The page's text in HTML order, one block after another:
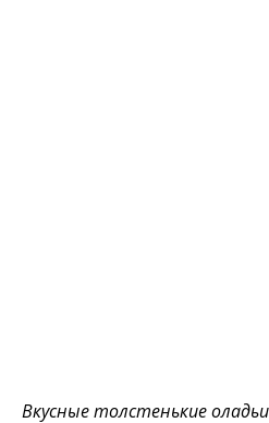
Вкусные толстенькие